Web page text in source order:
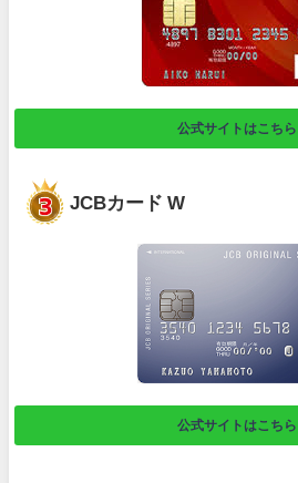
公式サイトはこちら
JCBカード W
公式サイトはこちら